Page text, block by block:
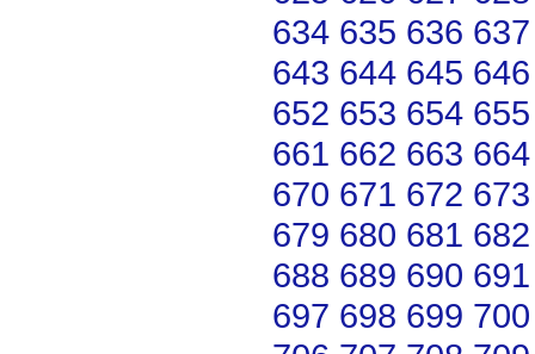
634 635 636 637
643 644 645 646
652 653 654 655
661 662 663 664
670 671 672 673
679 680 681 682
688 689 690 691
697 698 699 700